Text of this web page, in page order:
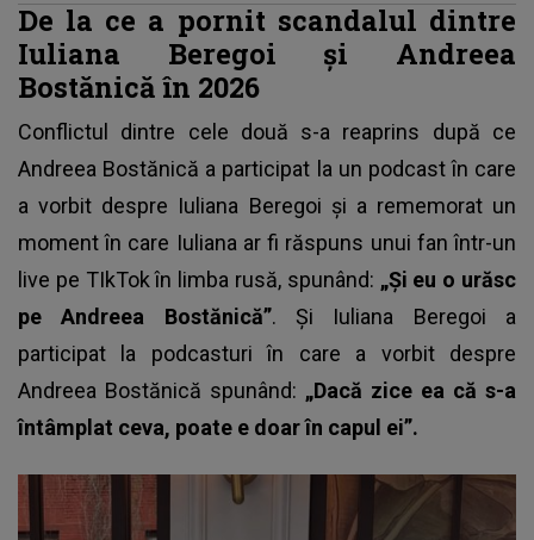
De la ce a pornit scandalul dintre
Iuliana Beregoi și Andreea
Bostănică în 2026
Conflictul dintre cele două s-a reaprins după ce
Andreea Bostănică a participat la un podcast în care
a vorbit despre Iuliana Beregoi și a rememorat un
moment în care Iuliana ar fi răspuns unui fan într-un
live pe TIkTok în limba rusă, spunând: „Și eu o urăsc
pe Andreea Bostănică”. Și Iuliana Beregoi a
participat la podcasturi în care a vorbit despre
Andreea Bostănică spunând: „Dacă zice ea că s-a
întâmplat ceva, poate e doar în capul ei”.